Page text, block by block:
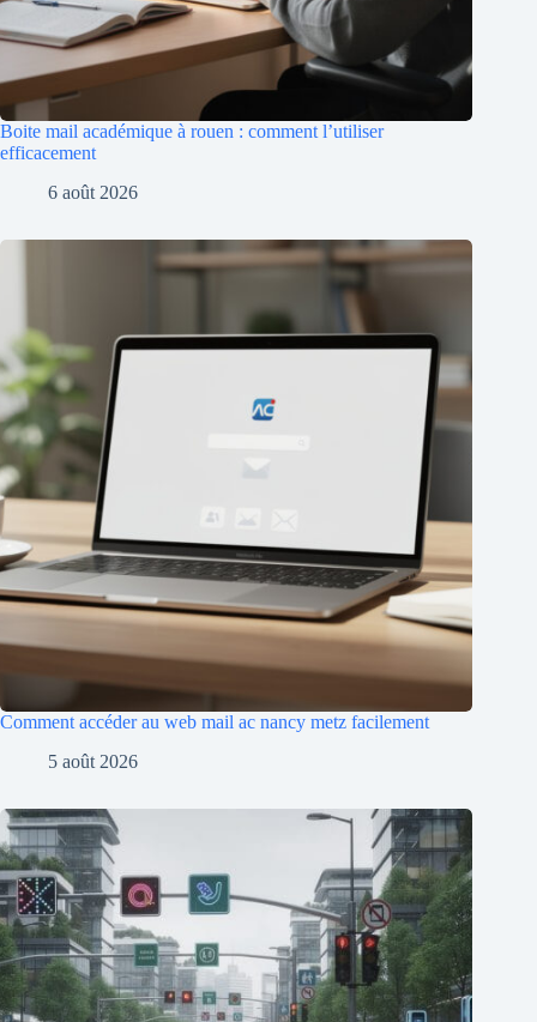
Boite mail académique à rouen : comment l’utiliser
efficacement
6 août 2026
Comment accéder au web mail ac nancy metz facilement
5 août 2026